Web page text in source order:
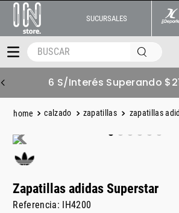
SUCURSALES
BUSCAR
6 S/Interés Superando
calzado zapatillas zapatillas
Zapatillas adidas Superstar
Referencia: IH4200